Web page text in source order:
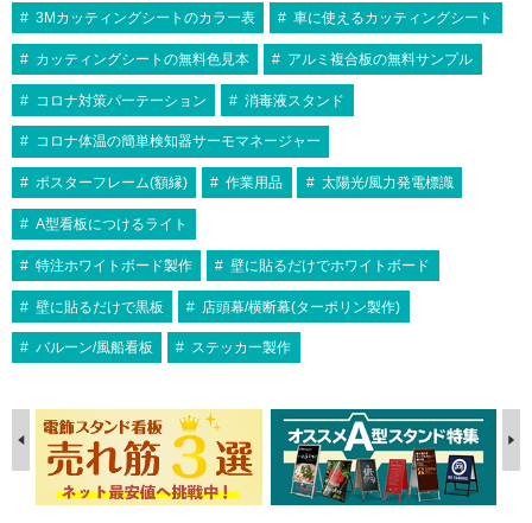
代引不可
屋内用
A1
594×841
シェイプ SH-A1-SV A1 シルバー 屋内
用
¥2,178（税込）
スマートな形状が作品を引き立てま
す！
お値打ち
A1 シルバー
ポスターパネル Jパネル A1 シルバー
屋内用
スタンダードな規格でロングセラーな
ポスターフレーム。カラーはシルバ
ー、ブラック、ホワイト、ブロンズの
4色展…
A1サイズ/ポスターフレーム
通販一覧はこちら
代引不可
屋内用
木目調 A2
前四辺開閉式
420×594
ポスターパネル 331 A2 木目ナチュラ
ル 屋内用
¥6,006 （税込）
コーナーミニアールで意匠的にかっこ
代引不可
屋内用
420×594
シェイプ SH-A2-SV A2 シルバー 屋内
用
¥1,386（税込）
屋内用
B0
1030×1456
デカフレ IW-B0-SV B0 シルバー
¥10,170 （税込）
丈夫で強度が増した大判サイズの幅広フ
レーム！
国産
屋内用 B0
前四辺開閉式
盗難防止
ポスターグリップ TG-44R B0 ツヤ無シ
ルバー(梨地調) 屋内用 R型
¥29,040（税込）
大人気のシンエイ社のポスターグリップ
盗難防止タイプです！！ポスターを効果
的に演出するディスプレイパネルです。
B0サイズ/ポスターフレーム
通販一覧はこちら
代引不可
屋内用
木目調
B1
メディアグリップ MG-32R B1 木目調 屋
内用 (56281B1K)
¥12,067（税込）
人気No1の四辺開閉式ポスターパネルで
す！
価格、バリエーション、品質3拍子揃っ
た優れもの！
代引不可
屋内用
B1
728×1030
ポスターパネル 351 B1 ステン 屋内用
¥24,310
ポスターを横から交換できる便利な機能
付き！
B1サイズ/ポスターフレーム
お値打ち
国産 屋内用
B2
B2 シルバー
ポスターパネル Rパネル B2 シルバー 屋
内用
¥1,870（税込）
コーナーに丸みをつけた安全設計のポス
ターフレーム。カラーはシルバー、ブラ
ックの2色展開。サインシティ最安の…
屋内用
B2（W515×H728）
ALUMIUM SERIES 01 CUT B2 マットブ
ラック 屋内用
¥13,200（税込）
【2020年度アジアデザイン賞受賞】エ
ッジを切り落として、シャープな印象を
携えた額縁です。
B2サイズ/ポスターフレーム
通販一覧はこちら
3Mカッティングシートのカラー表 車に使えるカッティングシート
カッティングシートの無料色見本 アルミ複合板の無料サンプル
コロナ対策パーテーション 消毒液スタンド
コロナ体温の簡単検知器サーモマネージャー
ポスターフレーム(額縁) 作業用品 太陽光/風力発電標識
A型看板につけるライト
特注ホワイトボード製作 壁に貼るだけでホワイトボード
壁に貼るだけで黒板 店頭幕/横断幕(ターポリン製作)
バルーン/風船看板 ステッカー製作